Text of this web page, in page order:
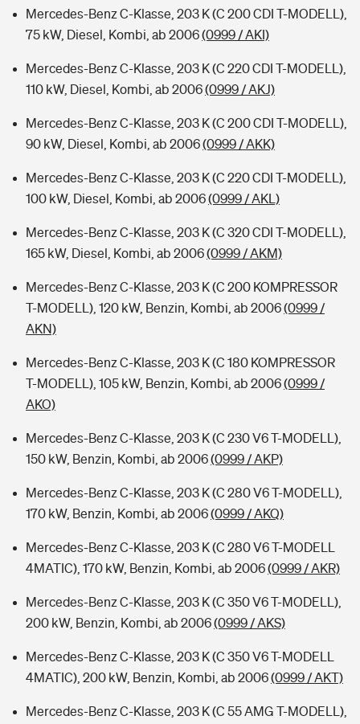
Mercedes-Benz C-Klasse, 203 K (C 200 CDI T-MODELL),
75 kW, Diesel, Kombi, ab 2006(0999 / AKI)
Mercedes-Benz C-Klasse, 203 K (C 220 CDI T-MODELL),
110 kW, Diesel, Kombi, ab 2006(0999 / AKJ)
Mercedes-Benz C-Klasse, 203 K (C 200 CDI T-MODELL),
90 kW, Diesel, Kombi, ab 2006(0999 / AKK)
Mercedes-Benz C-Klasse, 203 K (C 220 CDI T-MODELL),
100 kW, Diesel, Kombi, ab 2006(0999 / AKL)
Mercedes-Benz C-Klasse, 203 K (C 320 CDI T-MODELL),
165 kW, Diesel, Kombi, ab 2006(0999 / AKM)
Mercedes-Benz C-Klasse, 203 K (C 200 KOMPRESSOR
T-MODELL), 120 kW, Benzin, Kombi, ab 2006(0999 /
AKN)
Mercedes-Benz C-Klasse, 203 K (C 180 KOMPRESSOR
T-MODELL), 105 kW, Benzin, Kombi, ab 2006(0999 /
AKO)
Mercedes-Benz C-Klasse, 203 K (C 230 V6 T-MODELL),
150 kW, Benzin, Kombi, ab 2006(0999 / AKP)
Mercedes-Benz C-Klasse, 203 K (C 280 V6 T-MODELL),
170 kW, Benzin, Kombi, ab 2006(0999 / AKQ)
Mercedes-Benz C-Klasse, 203 K (C 280 V6 T-MODELL
4MATIC), 170 kW, Benzin, Kombi, ab 2006(0999 / AKR)
Mercedes-Benz C-Klasse, 203 K (C 350 V6 T-MODELL),
200 kW, Benzin, Kombi, ab 2006(0999 / AKS)
Mercedes-Benz C-Klasse, 203 K (C 350 V6 T-MODELL
4MATIC), 200 kW, Benzin, Kombi, ab 2006(0999 / AKT)
Mercedes-Benz C-Klasse, 203 K (C 55 AMG T-MODELL),